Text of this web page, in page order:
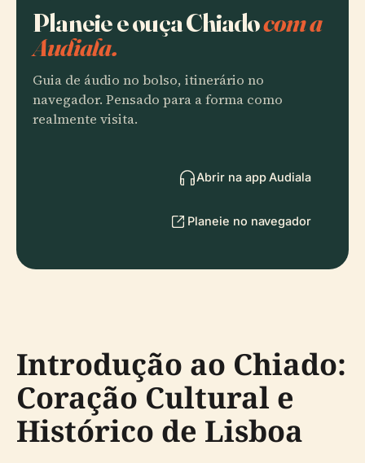
Planeie e ouça Chiadocom a
Audiala.
Guia de áudio no bolso, itinerário no
navegador. Pensado para a forma como
realmente visita.
Abrir na app Audiala
Planeie no navegador
Introdução ao Chiado:
Coração Cultural e
Histórico de Lisboa